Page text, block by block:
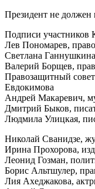
Президент не должен
Подписи участников
Лев Пономарев,
Светлана
Валерий Борщев,
Правозащитный совет
Евдокимова
Андрей Макаревич,
Дмитрий Быков,
Людмила Улицкая,
Николай Сванидзе,
Ирина Прохорова,
Леонид Гозман,
Борис Альтшулер,
Лия Ахеджакова,